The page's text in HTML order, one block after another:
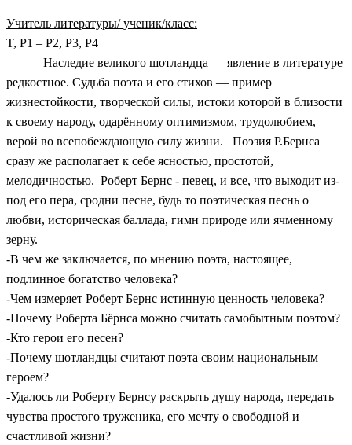
Учитель литературы/ ученик/класс:
T, P1 – P2, P3, P4
Наследие великого шотландца — явление в литературе
редкостное. Судьба поэта и его стихов — пример
жизнестойкости, творческой силы, истоки которой в близости
к своему народу, одарённому оптимизмом, трудолюбием,
верой во всепобеждающую силу жизни.
Поэзия Р.Бернса
сразу же располагает к себе ясностью, простотой,
мелодичностью. Роберт Бернс - певец, и все, что выходит из-
под его пера, сродни песне, будь то поэтическая песнь о
любви, историческая баллада, гимн природе или ячменному
зерну.
-В чем же заключается, по мнению поэта, настоящее,
подлинное богатство человека?
-Чем измеряет Роберт Бернс истинную ценность человека?
-Почему Роберта Бёрнса можно считать самобытным поэтом?
-Кто герои его песен?
-Почему шотландцы считают поэта своим национальным
героем?
-Удалось ли Роберту Бернсу раскрыть душу народа, передать
чувства простого труженика, его мечту о свободной и
счастливой жизни?